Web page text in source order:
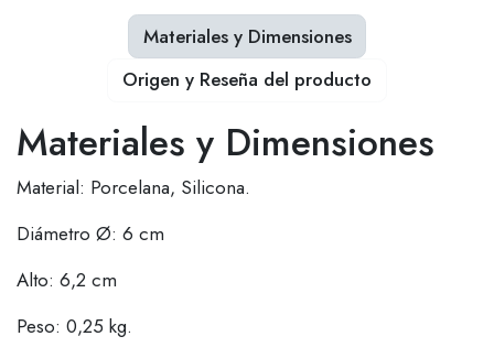
Materiales y Dimensiones
Material: Porcelana, Silicona.
Diámetro Ø: 6 cm
Alto: 6,2 cm
Peso: 0,25 kg.
Materiales y Dimensiones
Origen y Reseña del producto